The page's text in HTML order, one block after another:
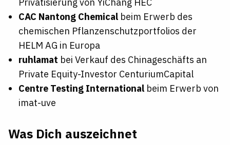
CAC Nantong Chemical beim Erwerb des
chemischen Pflanzenschutzportfolios der
HELM AG in Europa
ruhlamat bei Verkauf des Chinageschäfts an
Private Equity-Investor CenturiumCapital
Centre Testing International beim Erwerb von
imat-uve
Was Dich auszeichnet